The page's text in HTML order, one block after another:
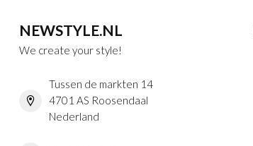
NEWSTYLE.NL
We create your style!
Tussen de markten 14
4701 AS Roosendaal
Nederland